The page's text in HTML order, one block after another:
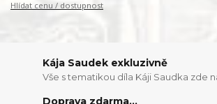
Hlídat cenu / dostupnost
Kája Saudek exkluzivně
Vše s tematikou díla Káji Saudka zde
Doprava zdarma...